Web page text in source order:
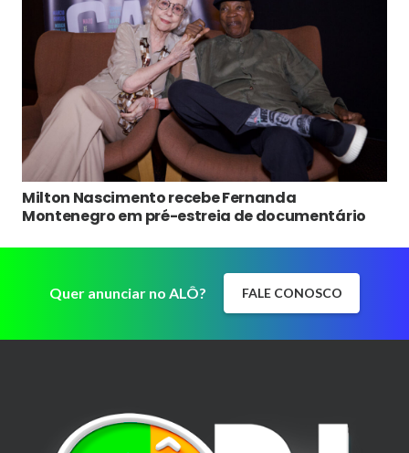
Milton Nascimento recebe Fernanda
Montenegro em pré-estreia de documentário
Quer anunciar no ALÔ? FALE CONOSCO